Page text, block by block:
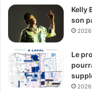
réalisation de
Oh Laval
Jeunesse, elle a géré
production. Originaire
contribuer au
cette œuvre musicale.
Oh Lavalest bien plus
Kelly
son
Le